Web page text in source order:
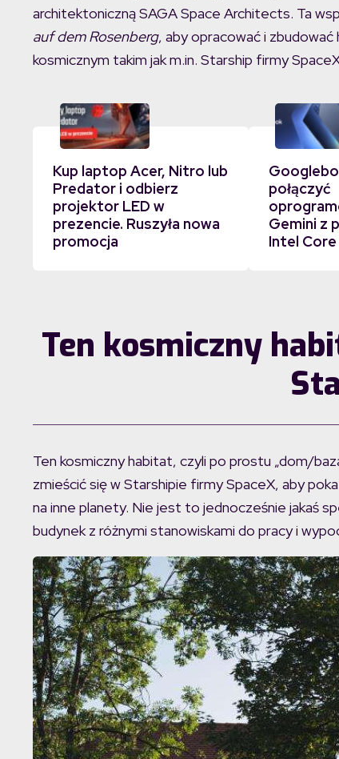
architektoniczną SAGA Space Architects. Ta
auf dem Rosenberg, aby opracować i
kosmicznym takim jak m.in. Starship firmy
Kup laptop Acer, Nitro lub
Predator i odbierz
projektor LED w
prezencie. Ruszyła nowa
promocja
połączyć
Gemini z
Intel
Ten kosmiczny
Ten kosmiczny habitat, czyli po prostu „dom/
zmieścić się w Starshipie firmy SpaceX, aby
na inne planety. Nie jest to jednocześnie jakaś
budynek z różnymi stanowiskami do pracy i